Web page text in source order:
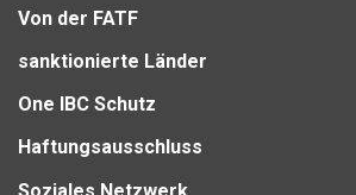
Von der FATF
sanktionierte Länder
One IBC Schutz
Haftungsausschluss